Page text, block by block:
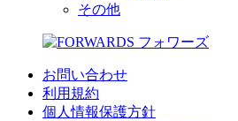
その他
お問い合わせ
利用規約
個人情報保護方針